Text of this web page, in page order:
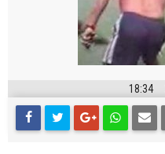
18:34